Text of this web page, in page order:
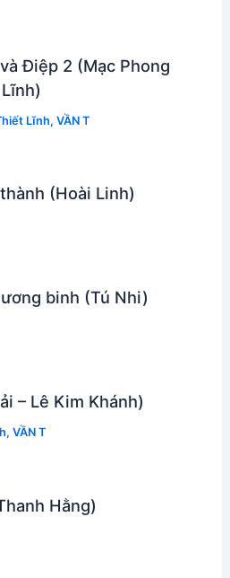
Điệp 2 (Mạc Phong
Lĩnh, VẦN T
(Hoài Linh)
binh (Tú Nhi)
– Lê Kim Khánh)
, VẦN T
Hằng)